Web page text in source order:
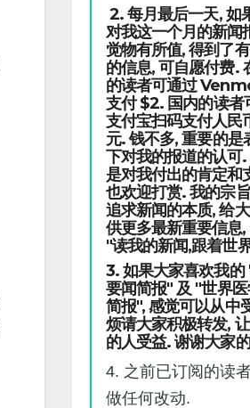
2. 每月最后一天, 如
对我这一个月的新闻
觉物有所值, 得到了
的信息, 可自愿付费.
的读者可通过
支付 $2. 国内的读者
支付宝扫码支付人民
元. 钱不多, 重要的是
下对我的报道的认可
是对我付出的肯定和
也欢迎打赏. 我的宗
追求新闻的本质, 给
供更多最新重要信息,
"读我的新闻,跟着世
3. 如果大家喜欢我的
要闻简报" 及 "世界
简报", 感觉可以从中
烦请大家积极转发,
的人受益. 谢谢大家
4. 之前已订阅的读
做任何改动.